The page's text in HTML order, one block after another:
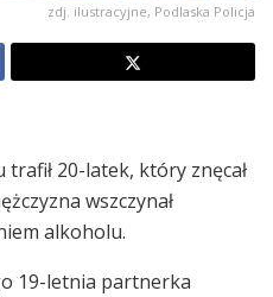
zdj. ilustracyjne, Podlaska Policja
20-latek, który znęcał
wszczynał
alkoholu.
19-letnia partnerka